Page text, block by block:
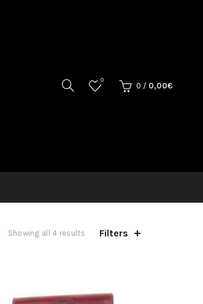
0
0 / 0,00€
Showing all 4 results Filters